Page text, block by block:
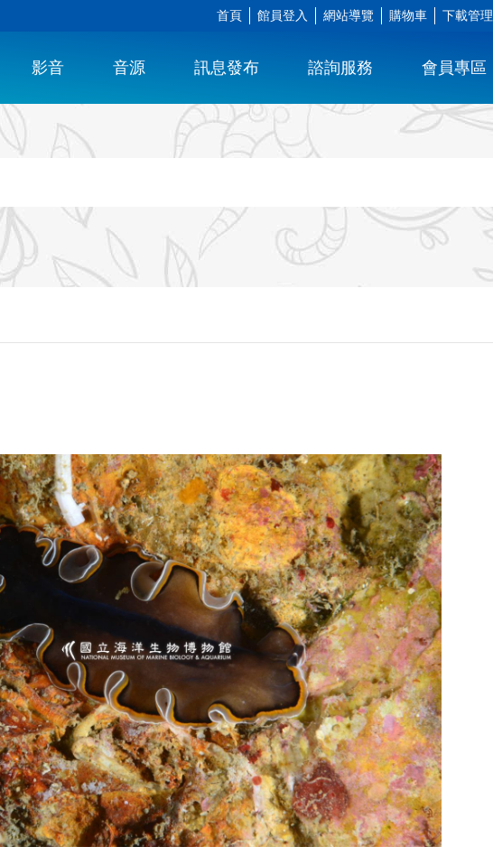
首頁 館員登入 網站導覽 購物車 下載管理
影音 音源 訊息發布 諮詢服務 會員專區